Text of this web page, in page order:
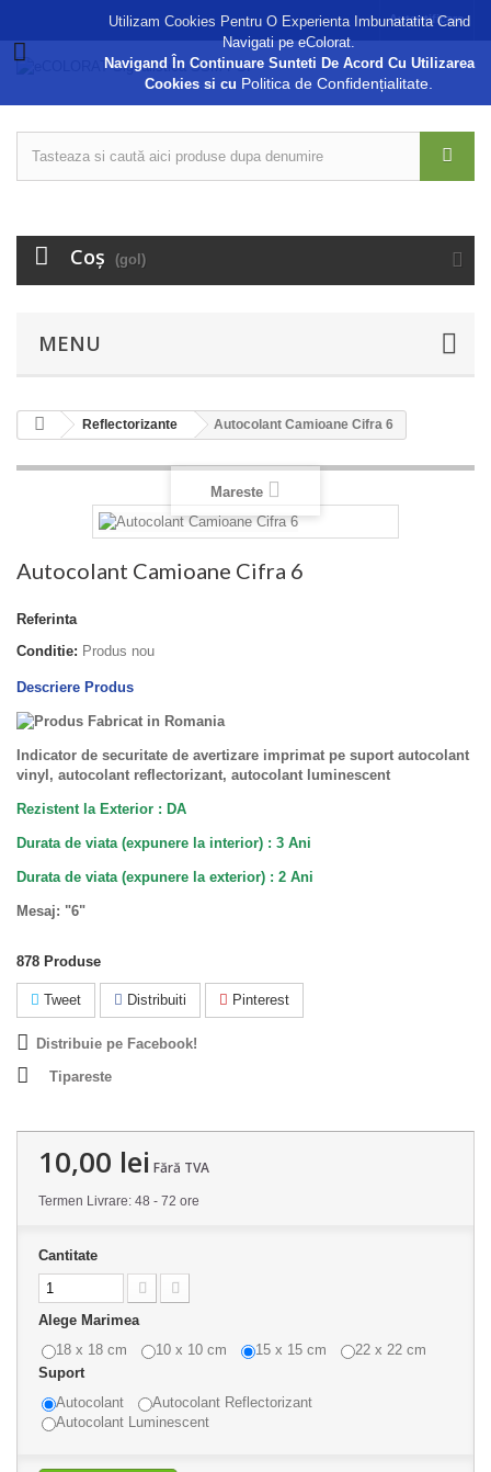
Autentificare
Coş (gol)
MENU
Reflectorizante Autocolant Camioane Cifra 6
Mareste
Autocolant Camioane Cifra 6
Referinta
Conditie: Produs nou
Descriere Produs
Indicator de securitate de avertizare imprimat pe suport autocolant
vinyl, autocolant reflectorizant, autocolant luminescent
Rezistent la Exterior : DA
Durata de viata (expunere la interior) : 3 Ani
Durata de viata (expunere la exterior) : 2 Ani
Mesaj: "6"
878 Produse
Tweet Distribuiti Pinterest
Distribuie pe Facebook!
Tipareste
10,00 lei Fără TVA
Termen Livrare: 48 - 72 ore
Cantitate
Alege Marimea
18 x 18 cm
10 x 10 cm 15 x 15 cm
22 x 22 cm
Suport
Autocolant
Autocolant Reflectorizant
Autocolant Luminescent
Utilizam Cookies Pentru O Experienta Imbunatatita Cand
Navigati pe eColorat.
Navigand În Continuare Sunteti De Acord Cu Utilizarea
Cookies si cu Politica de Confidențialitate.